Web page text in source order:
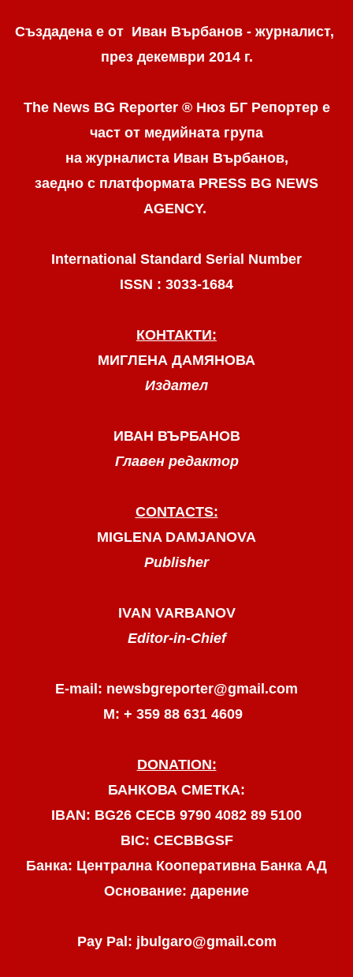
Създадена е от Иван Върбанов - журналист,
през декември 2014 г.
The News BG Reporter ® Нюз БГ Репортере
част от медийната група
на журналиста Иван Върбанов,
заедно с платформата PRESS BG NEWS
AGENCY.
International Standard Serial Number
ISSN : 3033-1684
КОНТАКТИ:
МИГЛЕНА ДАМЯНОВА
Издател
ИВАН ВЪРБАНОВ
Главен редактор
CONTACTS:
MIGLENA DAMJANOVA
Publisher
IVAN VARBANOV
Editor-in-Chief
E-mail: newsbgreporter@gmail.com
М: + 359 88 631 4609
DONATION:
БАНКОВА СМЕТКА:
IBAN: BG26 CECB 9790 4082 89 5100
BIC: CECBBGSF
Банка: Централна Кооперативна Банка АД
Основание: дарение
Pay Pal: jbulgaro@gmail.com